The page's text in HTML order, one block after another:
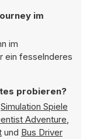
im
im
ein fesselnderes
probieren?
Simulation Spiele
Adventure,
und Bus Driver